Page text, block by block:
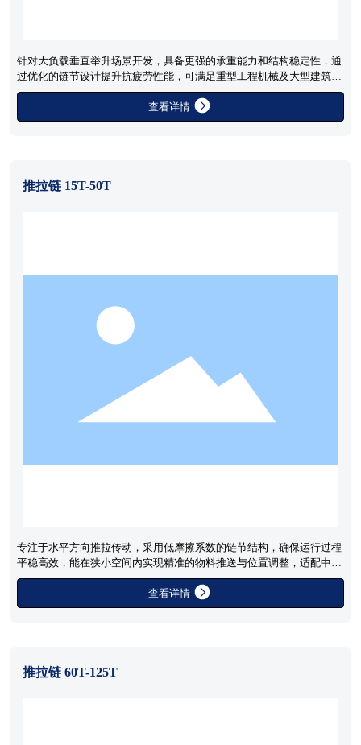
针对大负载垂直举升场景开发，具备更强的承重能力和结构稳定性，通
过优化的链节设计提升抗疲劳性能，可满足重型工程机械及大型建筑设
备的长期高频运行需求。
查看详情
推拉链 15T-50T
专注于水平方向推拉传动，采用低摩擦系数的链节结构，确保运行过程
平稳高效，能在狭小空间内实现精准的物料推送与位置调整，适配中小
型物流设备的自动化改造。
查看详情
推拉链 60T-125T